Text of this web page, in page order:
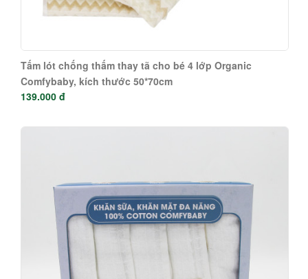
Tấm lót chống thấm thay tã cho bé 4 lớp Organic
Comfybaby, kích thước 50*70cm
139.000 đ